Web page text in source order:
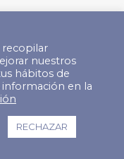
recopilar
nuestros
hábitos de
en la
RECHAZAR